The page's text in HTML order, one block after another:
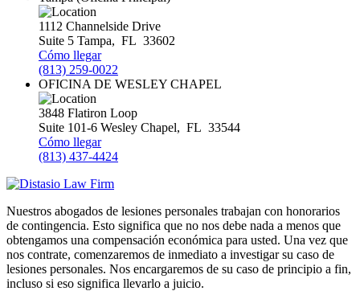
1112 Channelside Drive
Suite 5 Tampa, FL 33602
Cómo llegar
(813) 259-0022
OFICINA DE WESLEY CHAPEL
3848 Flatiron Loop
Suite 101-6 Wesley Chapel, FL 33544
Cómo llegar
(813) 437-4424
Nuestros abogados de lesiones personales trabajan con honorarios
de contingencia. Esto significa que no nos debe nada a menos que
obtengamos una compensación económica para usted. Una vez que
nos contrate, comenzaremos de inmediato a investigar su caso de
lesiones personales. Nos encargaremos de su caso de principio a fin,
incluso si eso significa llevarlo a juicio.